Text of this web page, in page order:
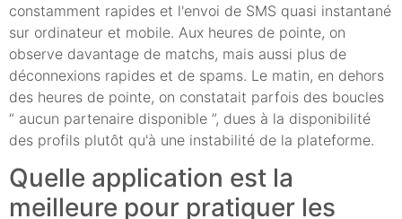
constamment rapides et l'envoi de SMS quasi instantané
sur ordinateur et mobile. Aux heures de pointe, on
observe davantage de matchs, mais aussi plus de
déconnexions rapides et de spams. Le matin, en dehors
des heures de pointe, on constatait parfois des boucles
“ aucun partenaire disponible ”, dues à la disponibilité
des profils plutôt qu'à une instabilité de la plateforme.
Quelle application est la
meilleure pour pratiquer les